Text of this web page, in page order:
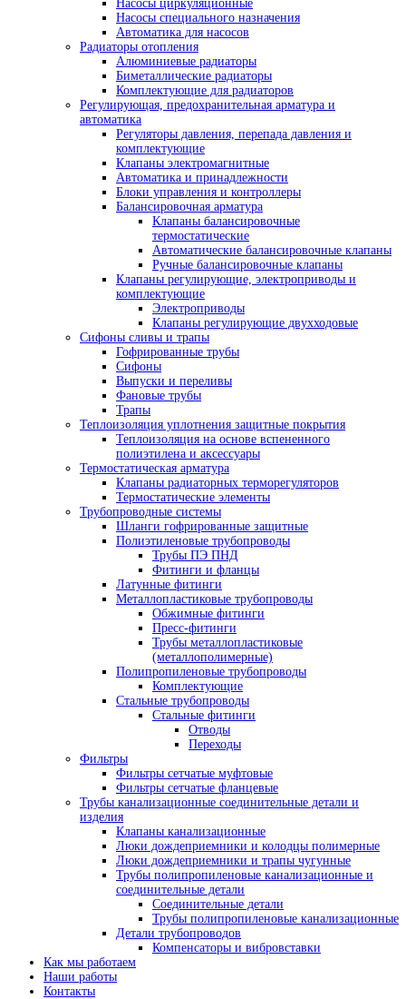
Насосы циркуляционные
Насосы специального назначения
Автоматика для насосов
Радиаторы отопления
Алюминиевые радиаторы
Биметаллические радиаторы
Комплектующие для радиаторов
Регулирующая, предохранительная арматура и
автоматика
Регуляторы давления, перепада давления и
комплектующие
Клапаны электромагнитные
Автоматика и принадлежности
Блоки управления и контроллеры
Балансировочная арматура
Клапаны балансировочные
термостатические
Автоматические балансировочные клапаны
Ручные балансировочные клапаны
Клапаны регулирующие, электроприводы и
комплектующие
Электроприводы
Клапаны регулирующие двухходовые
Сифоны сливы и трапы
Гофрированные трубы
Сифоны
Выпуски и переливы
Фановые трубы
Трапы
Теплоизоляция уплотнения защитные покрытия
Теплоизоляция на основе вспененного
полиэтилена и аксессуары
Термостатическая арматура
Клапаны радиаторных терморегуляторов
Термостатические элементы
Трубопроводные системы
Шланги гофрированные защитные
Полиэтиленовые трубопроводы
Трубы ПЭ ПНД
Фитинги и фланцы
Латунные фитинги
Металлопластиковые трубопроводы
Обжимные фитинги
Пресс-фитинги
Трубы металлопластиковые
(металлополимерные)
Полипропиленовые трубопроводы
Комплектующие
Стальные трубопроводы
Стальные фитинги
Отводы
Переходы
Фильтры
Фильтры сетчатые муфтовые
Фильтры сетчатые фланцевые
Трубы канализационные соединительные детали и
изделия
Клапаны канализационные
Люки дождеприемники и колодцы полимерные
Люки дождеприемники и трапы чугунные
Трубы полипропиленовые канализационные и
соединительные детали
Соединительные детали
Трубы полипропиленовые канализационные
Детали трубопроводов
Компенсаторы и вибровставки
Как мы работаем
Наши работы
Контакты